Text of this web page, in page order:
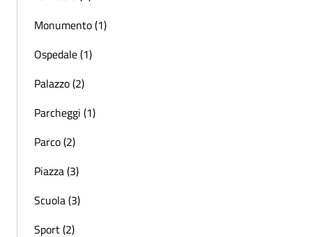
Monumento (1)
Ospedale (1)
Palazzo (2)
Parcheggi (1)
Parco (2)
Piazza (3)
Scuola (3)
Sport (2)